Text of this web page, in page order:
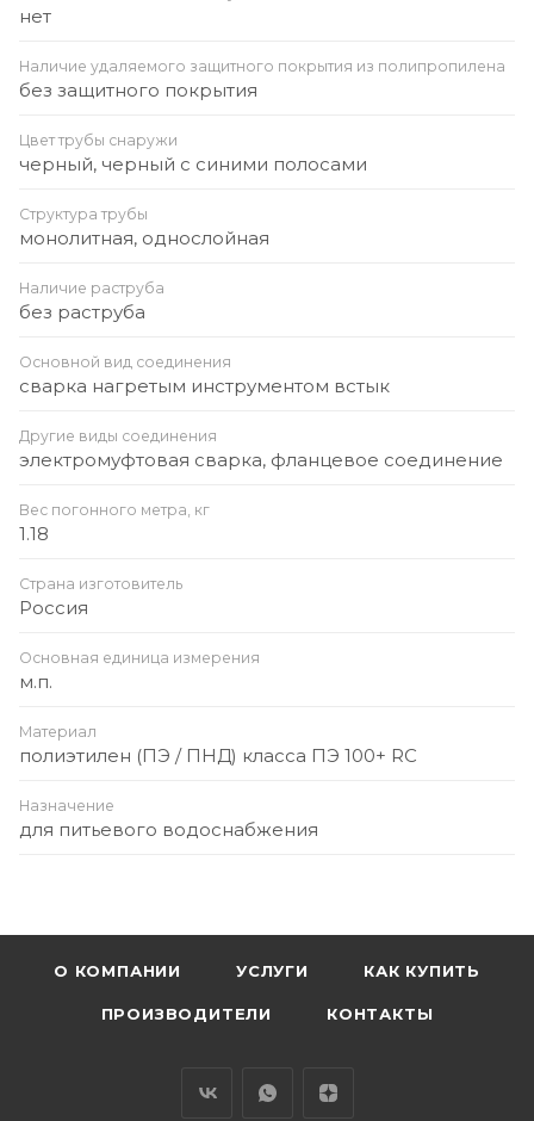
нет
Наличие удаляемого защитного покрытия из полипропилена
без защитного покрытия
Цвет трубы снаружи
черный, черный с синими полосами
Структура трубы
монолитная, однослойная
Наличие раструба
без раструба
Основной вид соединения
сварка нагретым инструментом встык
Другие виды соединения
электромуфтовая сварка, фланцевое соединение
Вес погонного метра, кг
1.18
Страна изготовитель
Россия
Основная единица измерения
м.п.
Материал
полиэтилен (ПЭ / ПНД) класса ПЭ 100+ RC
Назначение
для питьевого водоснабжения
О КОМПАНИИ УСЛУГИ КАК КУПИТЬ
ПРОИЗВОДИТЕЛИ КОНТАКТЫ